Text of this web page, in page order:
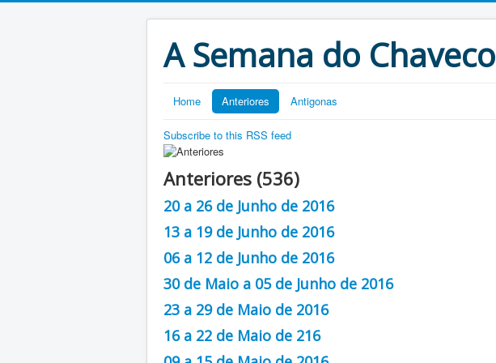
A Semana do Chaveco
Home Anteriores Antigonas
Subscribe to this RSS feed
Anteriores (536)
20 a 26 de Junho de 2016
13 a 19 de Junho de 2016
06 a 12 de Junho de 2016
30 de Maio a 05 de Junho de 2016
23 a 29 de Maio de 2016
16 a 22 de Maio de 216